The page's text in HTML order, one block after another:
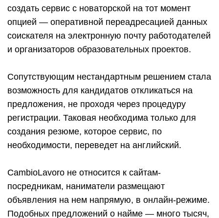
создать сервис с новаторской на тот момент
опцией — оперативной переадресацией данных
соискателя на электронную почту работодателей
и организаторов образовательных проектов.
Сопутствующим нестандартным решением стала
возможность для кандидатов откликаться на
предложения, не проходя через процедуру
регистрации. Таковая необходима только для
создания резюме, которое сервис, по
необходимости, переведет на английский.
CambioLavoro не относится к сайтам-
посредникам, наниматели размещают
объявления на нем напрямую, в онлайн-режиме.
Подобных предложений о найме — много тысяч,